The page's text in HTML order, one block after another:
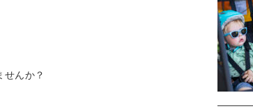
せんか？